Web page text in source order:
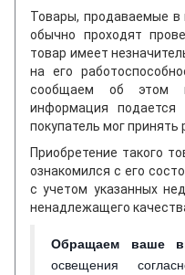
Товары, продаваемые в
обычно проходят
товар имеет
на его
сообщаем об этом
информация
покупатель мог принять
Приобретение такого
ознакомился с его
с учетом указанных
ненадлежащего
Обращаем ваше
освещения